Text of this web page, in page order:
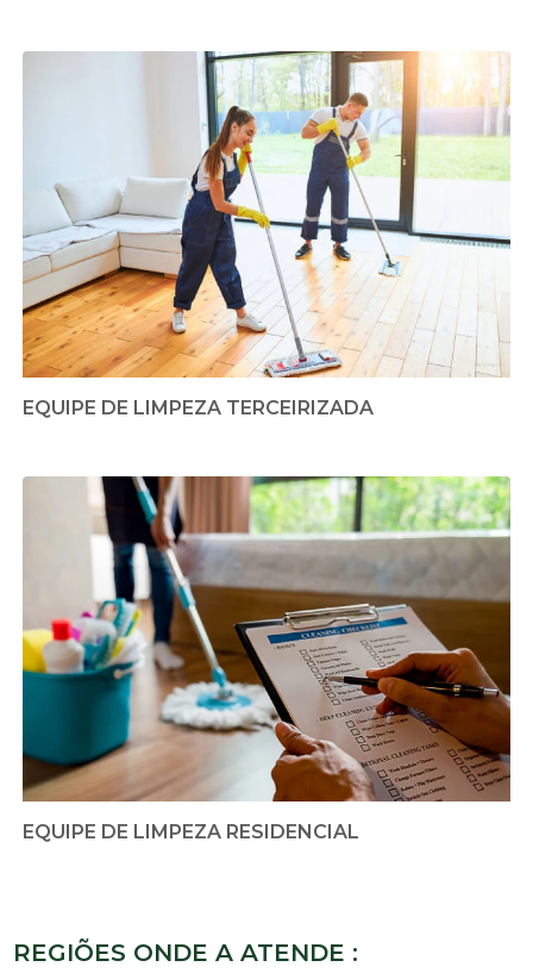
EQUIPE DE LIMPEZA TERCEIRIZADA
EQUIPE DE LIMPEZA RESIDENCIAL
REGIÕES ONDE A ATENDE :